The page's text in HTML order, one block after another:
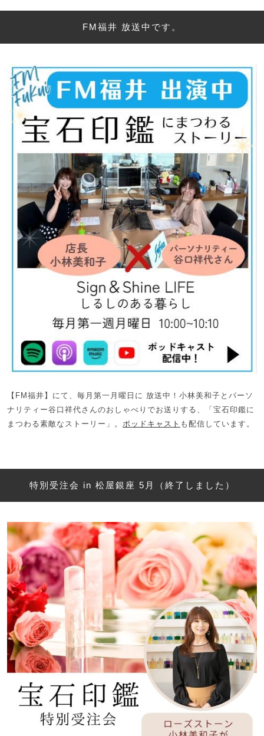
FM福井 放送中です。
【FM福井】にて、毎月第一月曜日に 放送中！小林美和子とパーソ
ナリティー谷口祥代さんのおしゃべりでお送りする、「宝石印鑑に
まつわる素敵なストーリー」。 ポッドキャスト も配信しています。
特別受注会 in 松屋銀座 5月（終了しました）